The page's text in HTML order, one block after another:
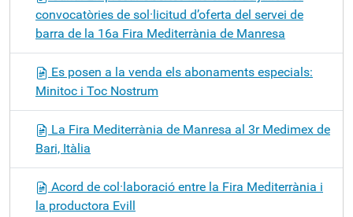
convocatòries de sol·licitud d’oferta del servei de
barra de la 16a Fira Mediterrània de Manresa
Es posen a la venda els abonaments especials:
Minitoc i Toc Nostrum
La Fira Mediterrània de Manresa al 3r Medimex de
Bari, Itàlia
Acord de col·laboració entre la Fira Mediterrània i
la productora Evill